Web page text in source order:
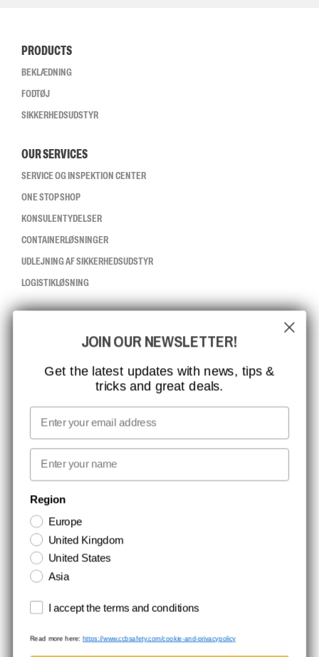
PRODUCTS
BEKLÆDNING
FODTØJ
SIKKERHEDSUDSTYR
OUR SERVICES
SERVICE OG INSPEKTION CENTER
ONE STOP SHOP
KONSULENTYDELSER
CONTAINERLØSNINGER
UDLEJNING AF SIKKERHEDSUDSTYR
LOGISTIKLØSNING
ISO-CERTIFICERING
GLOBAL RÆKKEVIDDE
MISSION, VISION OG VÆRDIER
KONTAKT
MEDIA
NYHEDSBREV TILMELDING
Hold dig opdateret med gode tilbud og produktnyheder. Din e-mail
opbevares sikkert og du kan til enhver tid
Handelsbetingelser Cookie- og privatlivspolitik
JOIN OUR NEWSLETTER!
Get the latest updates with news, tips &
tricks and great deals.
Email
First name
Region
Europe
United Kingdom
United States
Asia
Terms and conditions
I accept the terms and conditions
Read more here:https://www.ccbsafety.com/cookie-and-privacypolicy